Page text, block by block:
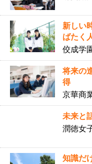
新しい
ばたく
佼成学
将来の
得
京華商
未来と
潤徳女
知識だ